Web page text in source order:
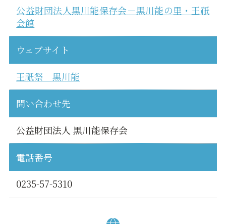
公益財団法人黒川能保存会－黒川能の里・王祇
会館
ウェブサイト
王祇祭 黒川能
問い合わせ先
公益財団法人 黒川能保存会
電話番号
0235-57-5310